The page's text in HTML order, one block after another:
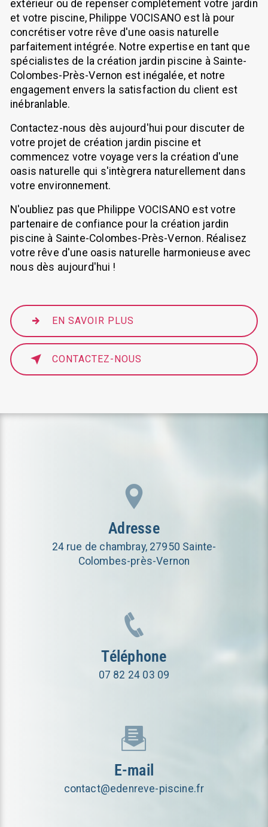
extérieur ou de repenser complètement votre jardin
et votre piscine, Philippe VOCISANO est là pour
concrétiser votre rêve d'une oasis naturelle
parfaitement intégrée. Notre expertise en tant que
spécialistes de la création jardin piscine à Sainte-
Colombes-Près-Vernon est inégalée, et notre
engagement envers la satisfaction du client est
inébranlable.
Contactez-nous dès aujourd'hui pour discuter de
votre projet de création jardin piscine et
commencez votre voyage vers la création d'une
oasis naturelle qui s'intègrera naturellement dans
votre environnement.
N'oubliez pas que Philippe VOCISANO est votre
partenaire de confiance pour la création jardin
piscine à Sainte-Colombes-Près-Vernon. Réalisez
votre rêve d'une oasis naturelle harmonieuse avec
nous dès aujourd'hui !
EN SAVOIR PLUS
CONTACTEZ-NOUS
Adresse
24 rue de chambray, 27950 Sainte-
Colombes-près-Vernon
Téléphone
07 82 24 03 09
E-mail
contact@edenreve-piscine.fr